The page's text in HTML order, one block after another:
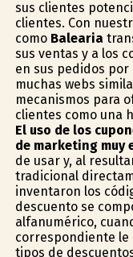
sus clientes
clientes. Con
como Balearia
sus ventas y a los
en sus pedidos por
muchas webs
mecanismos para
clientes como una
El uso de los
de marketing muy
de usar y, al
tradicional
inventaron los
descuento se
alfanumérico,
correspondiente
tipos de